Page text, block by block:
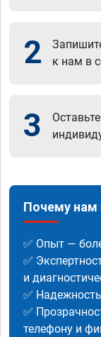
2
к нам в
3
Почему нам
✅ Опыт —
✅
и
✅
✅
телефону и